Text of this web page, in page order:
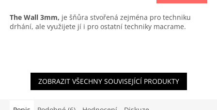
The Wall 3mm, je šňůra stvořená zejména pro techniku
drhání, ale využijete jí i pro ostatní techniky macrame.
ZOBRAZIT VŠECHNY SOUVISEJÍCÍ PRODUKTY